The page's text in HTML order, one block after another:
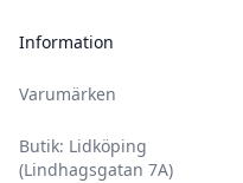
Information
Varumärken
Butik: Lidköping
(Lindhagsgatan 7A)